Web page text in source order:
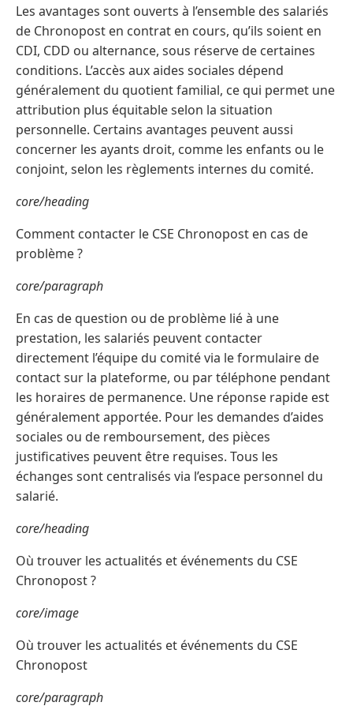
Les avantages sont ouverts à l’ensemble des salariés
de Chronopost en contrat en cours, qu’ils soient en
CDI, CDD ou alternance, sous réserve de certaines
conditions. L’accès aux aides sociales dépend
généralement du quotient familial, ce qui permet une
attribution plus équitable selon la situation
personnelle. Certains avantages peuvent aussi
concerner les ayants droit, comme les enfants ou le
conjoint, selon les règlements internes du comité.
core/heading
Comment contacter le CSE Chronopost en cas de
problème ?
core/paragraph
En cas de question ou de problème lié à une
prestation, les salariés peuvent contacter
directement l’équipe du comité via le formulaire de
contact sur la plateforme, ou par téléphone pendant
les horaires de permanence. Une réponse rapide est
généralement apportée. Pour les demandes d’aides
sociales ou de remboursement, des pièces
justificatives peuvent être requises. Tous les
échanges sont centralisés via l’espace personnel du
salarié.
core/heading
Où trouver les actualités et événements du CSE
Chronopost ?
core/image
Où trouver les actualités et événements du CSE
Chronopost
core/paragraph